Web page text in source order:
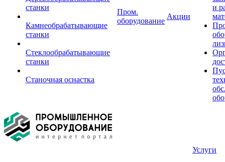
станки
Камнеобрабатывающие
станки
Стеклообрабатывающие
станки
Станочная оснастка
Пром.
оборудование
Акции
и
Услуги